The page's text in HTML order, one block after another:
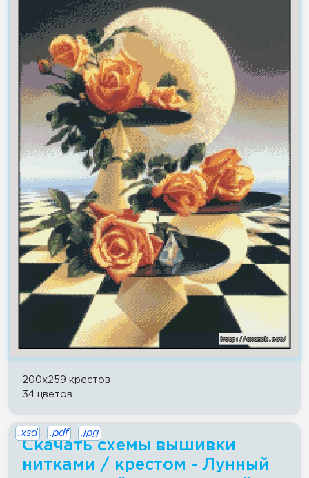
200x259 крестов
34 цветов
Скачать схемы вышивки
нитками / крестом - Лунный
.xsd .pdf .jpg